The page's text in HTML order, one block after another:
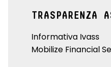
TRASPARENZA
Informativa Ivass
Mobilize Financial